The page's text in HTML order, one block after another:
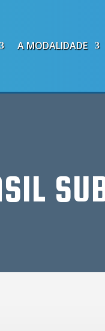
A MODALIDADE